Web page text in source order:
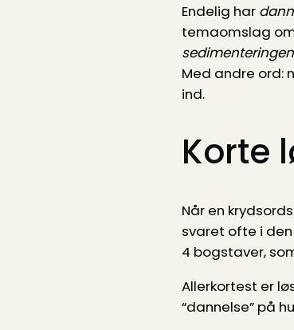
Endelig har
temaomslag
Med andre ord:
ind.
Korte
Når en
svaret ofte i
4 bogstaver,
Allerkortest er
“dannelse” på